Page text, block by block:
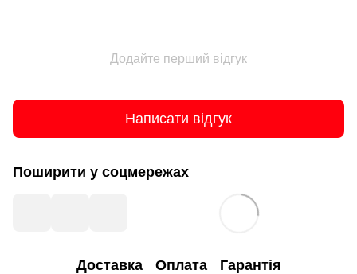
Додайте перший відгук
Написати відгук
Поширити у соцмережах
Доставка Оплата Гарантія